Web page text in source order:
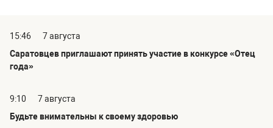
15:46
7 августа
Саратовцев приглашают принять участие в конкурсе «Отец
года»
9:10
7 августа
Будьте внимательны к своему здоровью